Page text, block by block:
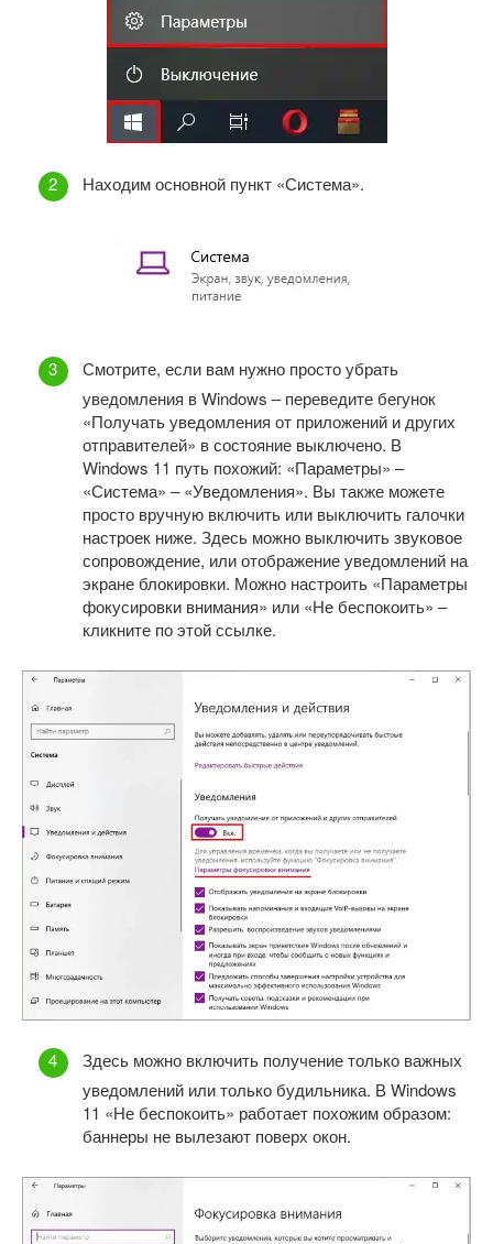
Находим основной пункт «Система».
Смотрите, если вам нужно просто убрать
уведомления в Windows – переведите бегунок
«Получать уведомления от приложений и других
отправителей» в состояние выключено. В
Windows 11 путь похожий: «Параметры» –
«Система» – «Уведомления». Вы также можете
просто вручную включить или выключить галочки
настроек ниже. Здесь можно выключить звуковое
сопровождение, или отображение уведомлений на
экране блокировки. Можно настроить «Параметры
фокусировки внимания» или «Не беспокоить» –
кликните по этой ссылке.
Здесь можно включить получение только важных
уведомлений или только будильника. В Windows
11 «Не беспокоить» работает похожим образом:
баннеры не вылезают поверх окон.